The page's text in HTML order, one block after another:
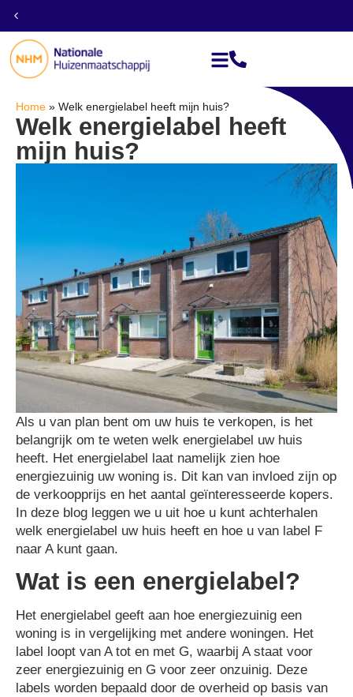
Aankoop
van alle
soorten
vastgoed
Géén
financieringsvoorbehoud
Directe
zekerheid
Hulp nodig? Spreek met een vastgoed
Neem contact op met Pieter
Bel: 085 - 3031294
Home » Welk energielabel heeft mijn huis?
Welk energielabel heeft
mijn huis?
Als u van plan bent om uw huis te verkopen, is het
belangrijk om te weten welk energielabel uw huis
heeft. Het energielabel laat namelijk zien hoe
energiezuinig uw woning is. Dit kan van invloed zijn op
de verkoopprijs en het aantal geïnteresseerde kopers.
In deze blog leggen we u uit hoe u kunt achterhalen
welk energielabel uw huis heeft en hoe u van label F
naar A kunt gaan.
Wat is een energielabel?
Het energielabel geeft aan hoe energiezuinig een
woning is in vergelijking met andere woningen. Het
label loopt van A tot en met G, waarbij A staat voor
zeer energiezuinig en G voor zeer onzuinig. Deze
labels worden bepaald door de overheid op basis van